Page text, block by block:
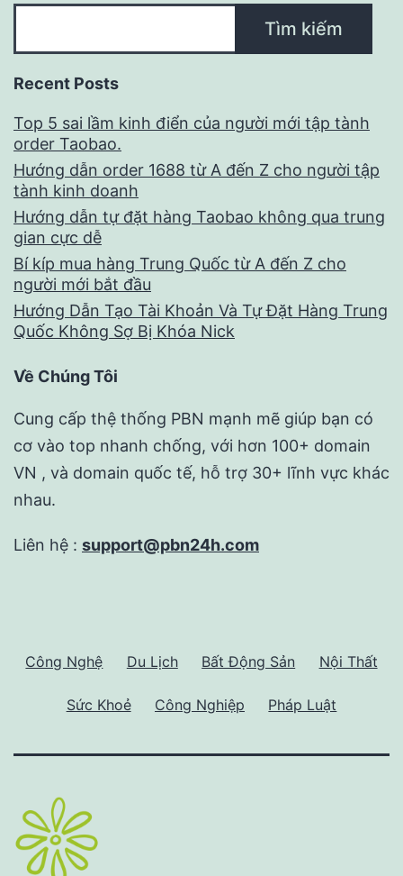
Tìm kiếm
Recent Posts
Top 5 sai lầm kinh điển của người mới tập tành
order Taobao.
Hướng dẫn order 1688 từ A đến Z cho người tập
tành kinh doanh
Hướng dẫn tự đặt hàng Taobao không qua trung
gian cực dễ
Bí kíp mua hàng Trung Quốc từ A đến Z cho
người mới bắt đầu
Hướng Dẫn Tạo Tài Khoản Và Tự Đặt Hàng Trung
Quốc Không Sợ Bị Khóa Nick
Về Chúng Tôi
Cung cấp thệ thống PBN mạnh mẽ giúp bạn có
cơ vào top nhanh chống, với hơn 100+ domain
VN , và domain quốc tế, hỗ trợ 30+ lĩnh vực khác
nhau.
Liên hệ : support@pbn24h.com
Công Nghệ Du Lịch Bất Động Sản Nội Thất
Sức Khoẻ Công Nghiệp Pháp Luật